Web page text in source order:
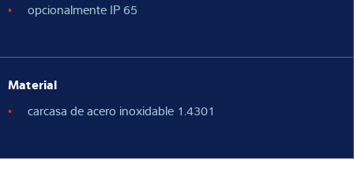
opcionalmente IP 65
Material
carcasa de acero inoxidable 1.4301